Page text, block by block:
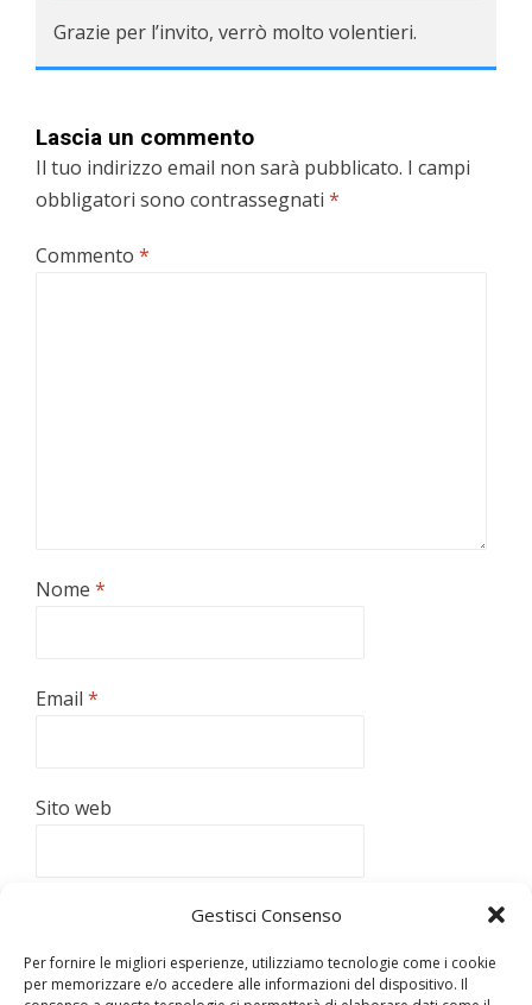
Gestisci Consenso
Per fornire le migliori esperienze, utilizziamo tecnologie come i cookie
per memorizzare e/o accedere alle informazioni del dispositivo. Il
Grazie per l’invito, verrò molto volentieri.
Lascia un commento
Il tuo indirizzo email non sarà pubblicato. I campi
obbligatori sono contrassegnati *
Commento *
Nome *
Email *
Sito web